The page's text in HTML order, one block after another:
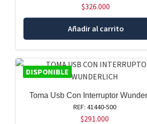
$326.000
Añadir al carrito
DISPONIBLE
Toma Usb Con Interruptor
REF: 41440-500
$291.000